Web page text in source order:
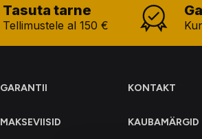
Tasuta tarne
Tellimustele al 150 €
GARANTII KONTAKT
MAKSEVIISID KAUBAMÄRGID